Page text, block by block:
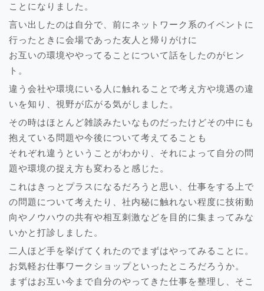
ことになりました。
言い出したのは自分で、前にネットワーク系のイベントに
行ったときに会場であった友人と帰りがけに
お互いの環境ややってることについて話をしたのがヒン
ト。
違う会社や環境にいる人に触れることで考え方や境遇の違
いを知り、視野が広がる気がしました。
その時はほとんど雑談みたいなものだったけどその中にも
抱えている問題や今後について考えてることも
それぞれ違うということがわかり、それによって自分の問
題や環境の捉え方も変わると感じた。
これはきっとプラスになるだろうと思い、仕事をする上で
の問題について考えたり、社内秘に触れない程度に技術動
向やノウハウの共有や相互刺激などを目的に集まってみな
いかと打診しました。
二人ほど手を挙げてくれたのでまずはやってみることに。
お気軽お仕事ワークショップといったところだろうか。
まずはお互い今まで自分のやってきた仕事を整理し、そこ